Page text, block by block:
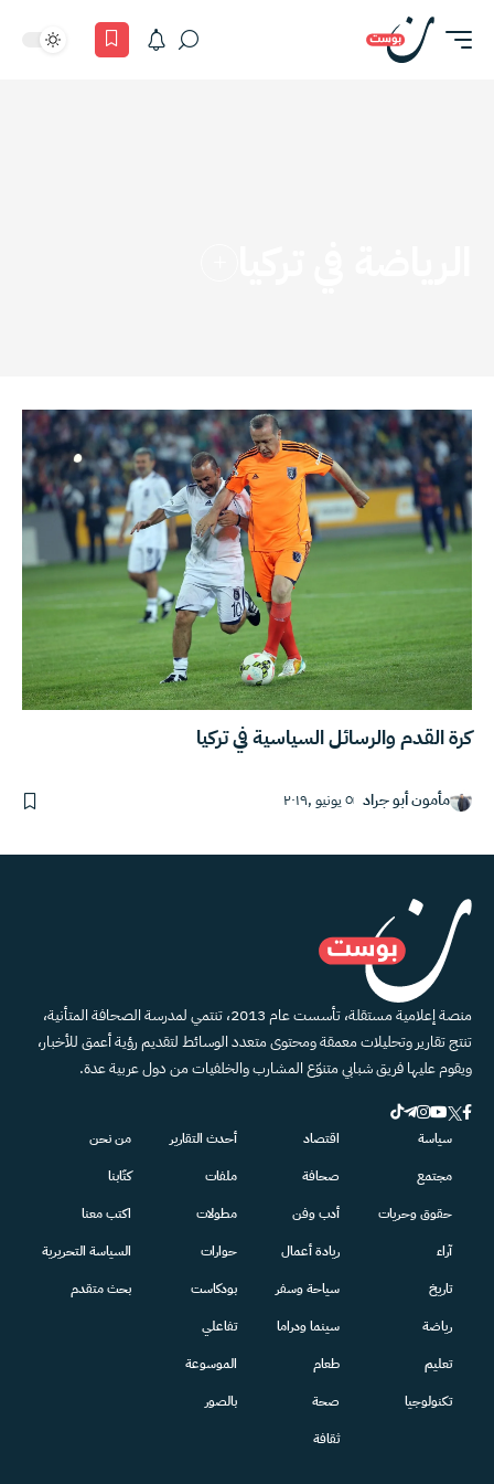
كرة القدم والرسائل السياسية في تركيا
مأمون أبو جراد ٥ يونيو ,٢٠١٩
منصة إعلامية مستقلة، تأسست عام 2013، تنتمي لمدرسة الصحافة المتأنية،
تنتج تقارير وتحليلات معمقة ومحتوى متعدد الوسائط لتقديم رؤية أعمق للأخبار،
ويقوم عليها فريق شبابي متنوّع المشارب والخلفيات من دول عربية عدة.
سياسة
مجتمع
حقوق وحريات
آراء
تاريخ
رياضة
تعليم
تكنولوجيا
اقتصاد
صحافة
أدب وفن
ريادة أعمال
سياحة وسفر
سينما ودراما
طعام
صحة
ثقافة
أحدث التقارير
ملفات
مطولات
حوارات
بودكاست
تفاعلي
الموسوعة
بالصور
من نحن
كتّابنا
اكتب معنا
السياسة التحريرية
بحث متقدم